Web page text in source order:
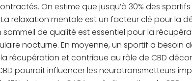
On estime que jusqu’à 30% des
relaxation mentale est un facteur clé pour la
de qualité est essentiel pour la
nocturne. En moyenne, un sportif a
récupération et contribue au rôle de CBD
pourrait influencer les neurotransmetteurs